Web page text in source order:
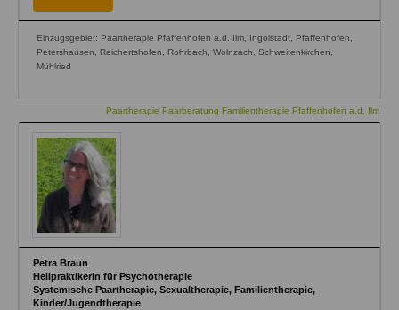
Einzugsgebiet: Paartherapie Pfaffenhofen a.d. Ilm, Ingolstadt, Pfaffenhofen,
Petershausen, Reichertshofen, Rohrbach, Wolnzach, Schweitenkirchen,
Mühlried
Paartherapie Paarberatung Familientherapie Pfaffenhofen a.d. Ilm
Petra Braun
Heilpraktikerin für Psychotherapie
Systemische Paartherapie, Sexualtherapie, Familientherapie,
Kinder/Jugendtherapie